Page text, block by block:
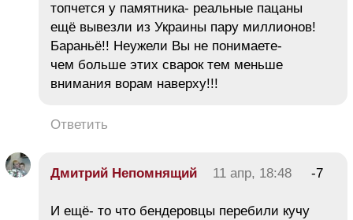
топчется у памятника- реальные пацаны
ещё вывезли из Украины пару миллионов!
Бараньё!! Неужели Вы не понимаете-
чем больше этих сварок тем меньше
внимания ворам наверху!!!
Ответить
Дмитрий Непомнящий 11 апр, 18:48 -7
И ещё- то что бендеровцы перебили кучу